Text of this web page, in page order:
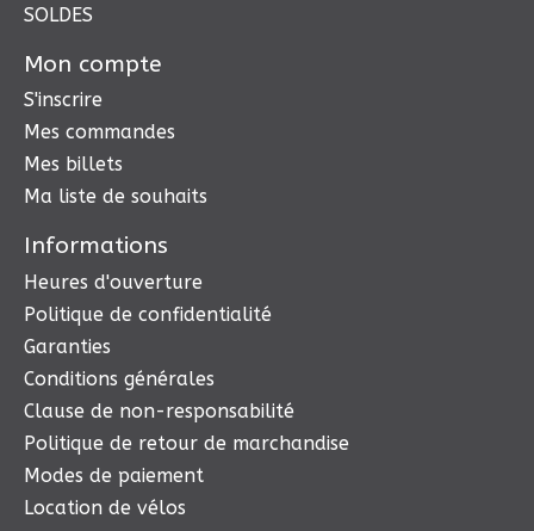
SOLDES
Mon compte
S'inscrire
Mes commandes
Mes billets
Ma liste de souhaits
Informations
Heures d'ouverture
Politique de confidentialité
Garanties
Conditions générales
Clause de non-responsabilité
Politique de retour de marchandise
Modes de paiement
Location de vélos